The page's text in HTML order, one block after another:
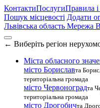
КонтактиПослугиПравила
Пошук місцевості Додати
Львівська область Мережа
← Виберіть регіон
Міста обласного
місто Бориславта
територіальна громада
місто Червоноградта
територіальна громада
місто Дрогобичта